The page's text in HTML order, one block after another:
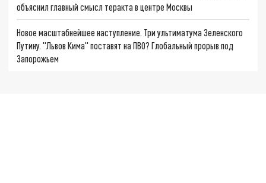
объяснил главный смысл теракта в центре Москвы
Новое масштабнейшее наступление. Три ультиматума Зеленского
Путину. "Львов Кима" поставят на ПВО? Глобальный прорыв под
Запорожьем